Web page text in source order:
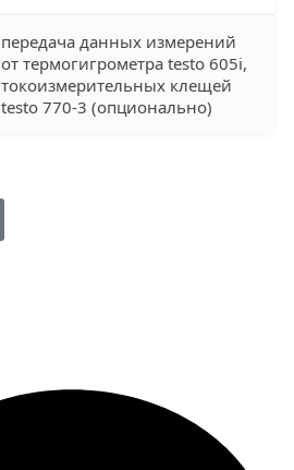
передача данных измерений
от термогигрометра testo 605i,
токоизмерительных клещей
testo 770-3 (опционально)